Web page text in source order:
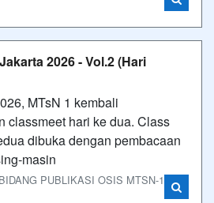
2026 - Vol.2 (Hari
MTsN 1 kembali
classmeet hari ke dua. Class
dibuka dengan pembacaan
masin
PUBLIKASI OSIS MTSN-1